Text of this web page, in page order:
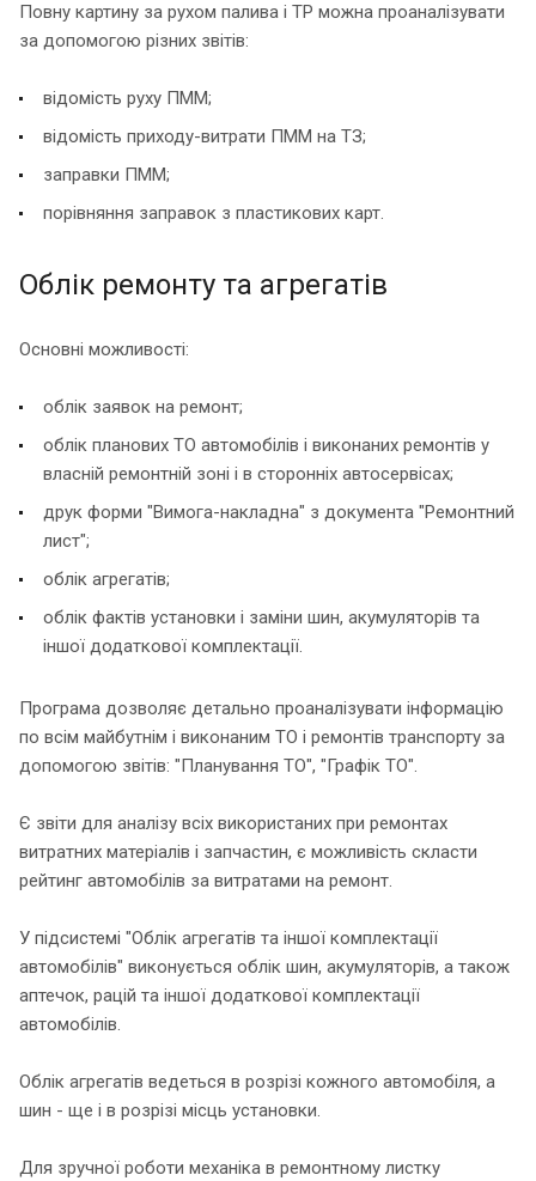
Повну картину за рухом палива і ТР можна проаналізувати
за допомогою різних звітів:
відомість руху ПММ;
відомість приходу-витрати ПММ на ТЗ;
заправки ПММ;
порівняння заправок з пластикових карт.
Облік ремонту та агрегатів
Основні можливості:
облік заявок на ремонт;
облік планових ТО автомобілів і виконаних ремонтів у
власній ремонтній зоні і в сторонніх автосервісах;
друк форми "Вимога-накладна" з документа "Ремонтний
лист";
облік агрегатів;
облік фактів установки і заміни шин, акумуляторів та
іншої додаткової комплектації.
Програма дозволяє детально проаналізувати інформацію
по всім майбутнім і виконаним ТО і ремонтів транспорту за
допомогою звітів: "Планування ТО", "Графік ТО".
Є звіти для аналізу всіх використаних при ремонтах
витратних матеріалів і запчастин, є можливість скласти
рейтинг автомобілів за витратами на ремонт.
У підсистемі "Облік агрегатів та іншої комплектації
автомобілів" виконується облік шин, акумуляторів, а також
аптечок, рацій та іншої додаткової комплектації
автомобілів.
Облік агрегатів ведеться в розрізі кожного автомобіля, а
шин - ще і в розрізі місць установки.
Для зручної роботи механіка в ремонтному листку